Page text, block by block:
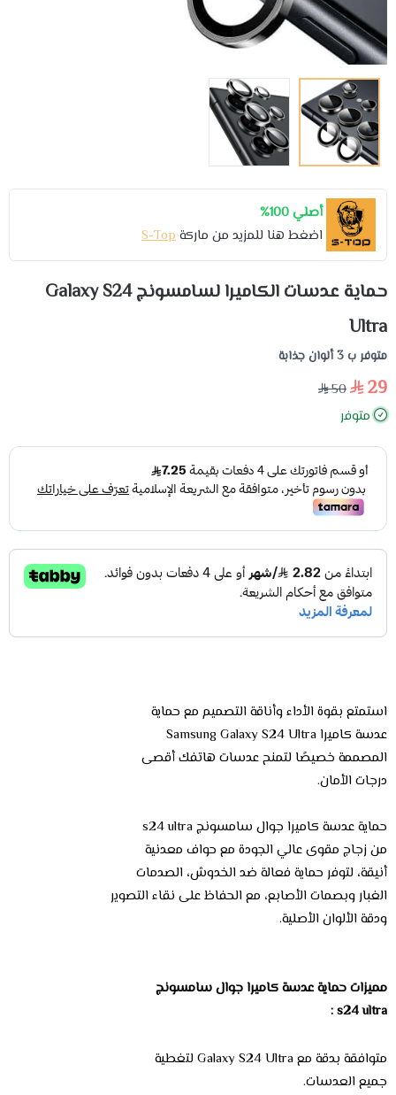
أصلي 100%
اضغط هنا للمزيد من ماركةS-Top
حماية عدسات الكاميرا لسامسونج Galaxy S24
Ultra
متوفر ب 3 ألوان جذابة
29
50
متوفر
استمتع بقوة الأداء وأناقة التصميم مع حماية
عدسة كاميرا Samsung Galaxy S24 Ultra
المصممة خصيصًا لتمنح عدسات هاتفك أقصى
درجات الأمان.
حماية عدسة كاميرا جوال سامسونج s24 ultra
من زجاج مقوى عالي الجودة مع حواف معدنية
أنيقة، لتوفر حماية فعالة ضد الخدوش، الصدمات
الغبار وبصمات الأصابع، مع الحفاظ على نقاء التصوير
ودقة الألوان الأصلية.
مميزات حماية عدسة كاميرا جوال سامسونج
s24 ultra :
متوافقة بدقة مع Galaxy S24 Ultra لتغطية
جميع العدسات.